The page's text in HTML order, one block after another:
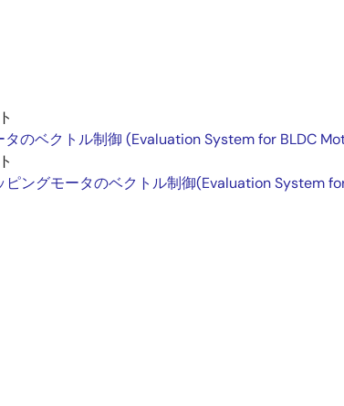
のベクトル制御 (Evaluation System for BLDC
ピングモータのベクトル制御(Evaluation System